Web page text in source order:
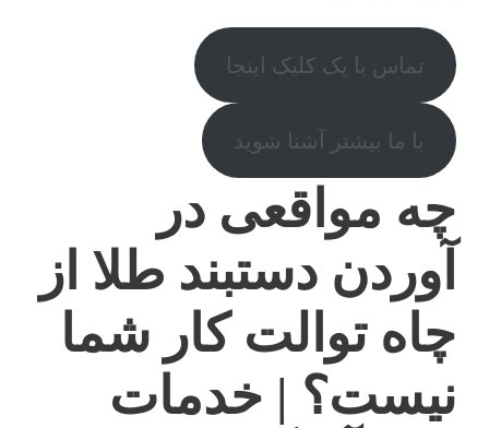
تماس با یک کلیک اینجا
با ما بیشتر آشنا شوید
چه مواقعی در
آوردن دستبند طلا از
چاه توالت کار شما
نیست؟ | خدمات